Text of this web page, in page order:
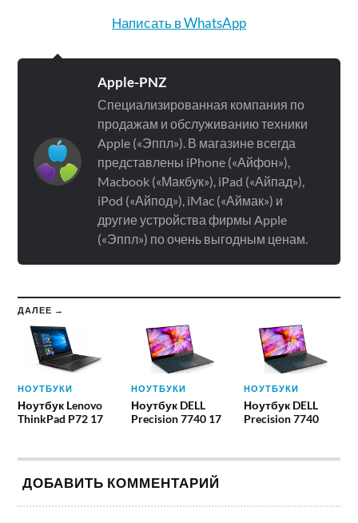
Написать в WhatsApp
Apple-PNZ
Специализированная компания по
продажам и обслуживанию техники
Apple («Эппл»). В магазине всегда
представлены iPhone («Айфон»),
Macbook («Макбук»), iPad («Айпад»),
iPod («Айпод»), iMac («Аймак») и
другие устройства фирмы Apple
(«Эппл») по очень выгодным ценам.
ДАЛЕЕ →
НОУТБУКИ
Ноутбук Lenovo
ThinkPad P72 17
НОУТБУКИ
Ноутбук DELL
Precision 7740 17
НОУТБУКИ
Ноутбук DELL
Precision 7740
ДОБАВИТЬ КОММЕНТАРИЙ